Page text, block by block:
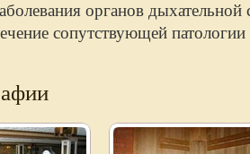
органов дыхательной
сопутствующей патологии